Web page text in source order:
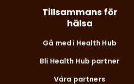
Tillsammans för
hälsa
Gå med i Health Hub
Bli Health Hub partner
Våra partners